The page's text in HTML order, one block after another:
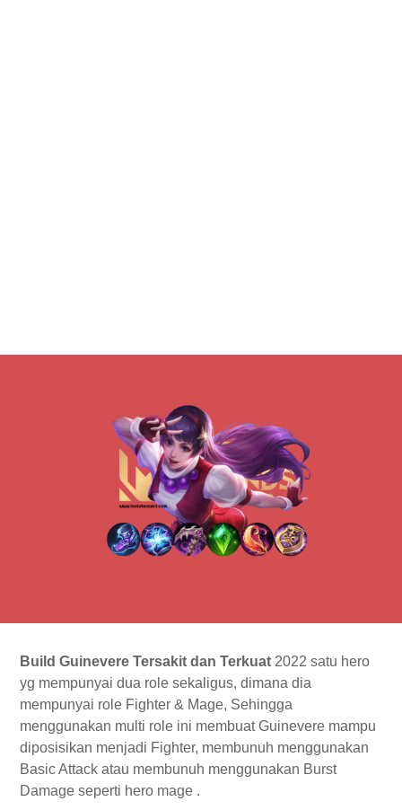
Build Guinevere Tersakit dan Terkuat 2022 satu hero
yg mempunyai dua role sekaligus, dimana dia
mempunyai role Fighter & Mage, Sehingga
menggunakan multi role ini membuat Guinevere mampu
diposisikan menjadi Fighter, membunuh menggunakan
Basic Attack atau membunuh menggunakan Burst
Damage seperti hero mage .